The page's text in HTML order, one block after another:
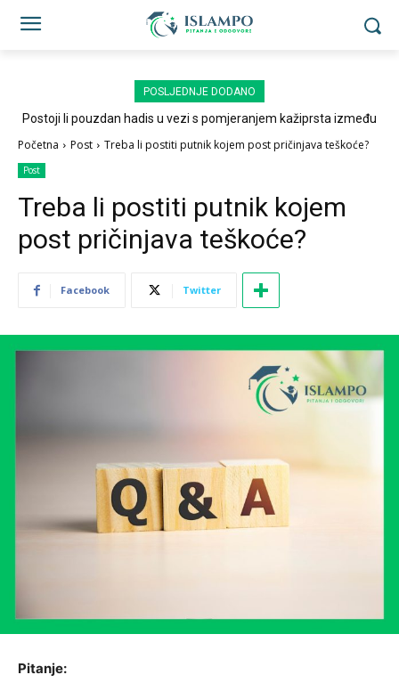
POSLJEDNJE DODANO
Postoji li pouzdan hadis u vezi s pomjeranjem kažiprsta između
Početna Post Treba li postiti putnik kojem post pričinjava teškoće?
Post
Treba li postiti putnik kojem
post pričinjava teškoće?
Facebook Twitter
Pitanje: